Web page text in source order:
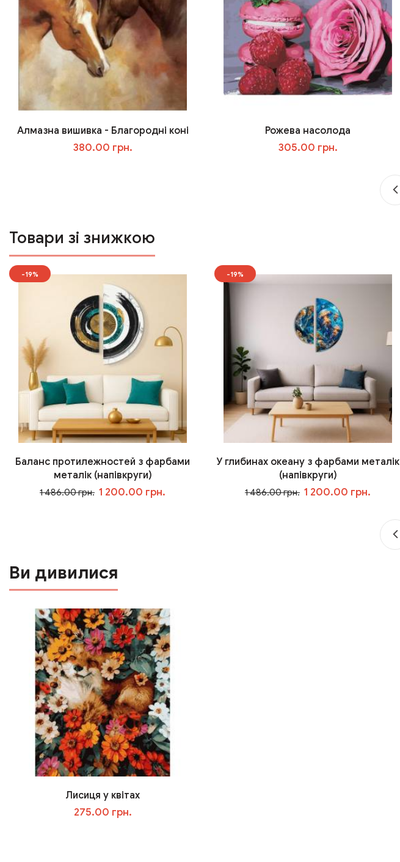
Алмазна вишивка - Благородні коні
380.00 грн.
Рожева насолода
305.00 грн.
Товари зі знижкою
-19%
Баланс протилежностей з фарбами
металік (напівкруги)
1 486.00 грн. 1 200.00 грн.
-19%
У глибинах океану з фарбами металік
(напівкруги)
1 486.00 грн. 1 200.00 грн.
Ви дивилися
Лисиця у квітах
275.00 грн.